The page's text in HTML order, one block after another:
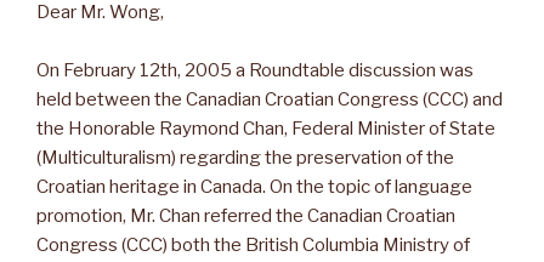
Dear Mr. Wong,
On February 12th, 2005 a Roundtable discussion was
held between the Canadian Croatian Congress (CCC) and
the Honorable Raymond Chan, Federal Minister of State
(Multiculturalism) regarding the preservation of the
Croatian heritage in Canada. On the topic of language
promotion, Mr. Chan referred the Canadian Croatian
Congress (CCC) both the British Columbia Ministry of